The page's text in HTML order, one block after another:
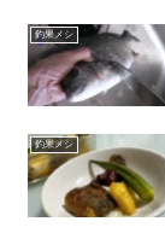
釣果メシ
釣果メシ